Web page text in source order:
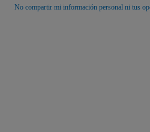
No compartir mi información personal ni tus